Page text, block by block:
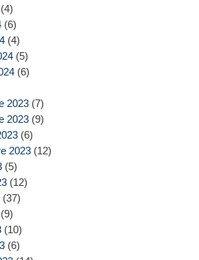
(4)
(6)
(4)
(5)
(6)
2023 (7)
2023 (9)
(6)
2023 (12)
(5)
(12)
(37)
(9)
(10)
(6)